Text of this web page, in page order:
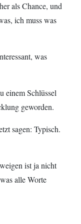
als Chance, und
ich muss was
was
einem Schlüssel
geworden.
sagen: Typisch.
ist ja nicht
alle Worte